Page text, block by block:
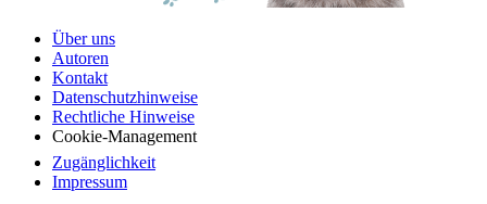
Über uns
Autoren
Kontakt
Datenschutzhinweise
Rechtliche Hinweise
Cookie-Management
Zugänglichkeit
Impressum